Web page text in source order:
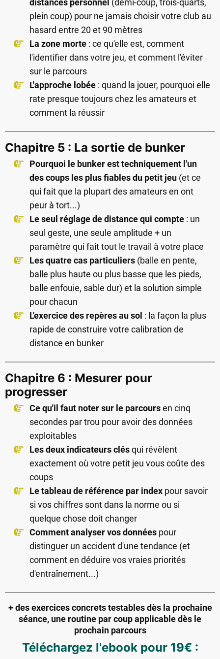
distances personnel (demi-coup, trois-quarts,
plein coup) pour ne jamais choisir votre club au
hasard entre 20 et 90 mètres
La zone morte : ce qu'elle est, comment
l'identifier dans votre jeu, et comment l'éviter
sur le parcours
L'approche lobée : quand la jouer, pourquoi elle
rate presque toujours chez les amateurs et
comment la réussir
Chapitre 5 : La sortie de bunker
Pourquoi le bunker est techniquement l'un
des coups les plus fiables du petit jeu (et ce
qui fait que la plupart des amateurs en ont
peur à tort...)
Le seul réglage de distance qui compte : un
seul geste, une seule amplitude + un
paramètre qui fait tout le travail à votre place
Les quatre cas particuliers (balle en pente,
balle plus haute ou plus basse que les pieds,
balle enfouie, sable dur) et la solution simple
pour chacun
L'exercice des repères au sol : la façon la plus
rapide de construire votre calibration de
distance en bunker
Chapitre 6 : Mesurer pour
progresser
Ce qu'il faut noter sur le parcoursen cinq
secondes par trou pour avoir des données
exploitables
Les deux indicateurs clésqui révèlent
exactement où votre petit jeu vous coûte des
coups
Le tableau de référence par index pour savoir
si vos chiffres sont dans la norme ou si
quelque chose doit changer
Comment analyser vos données pour
distinguer un accident d'une tendance (et
comment en déduire vos vraies priorités
d'entraînement...)
+ des exercices concrets testables dès la prochaine
séance, une routine par coup applicable dès le
prochain parcours
Téléchargez l'ebook pour 19€ :